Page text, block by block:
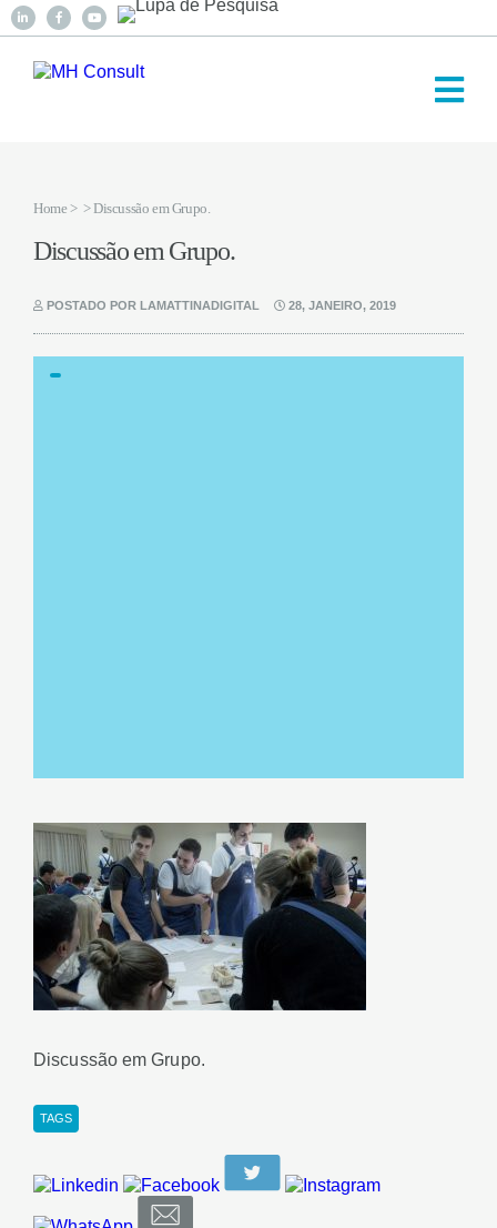
Home > > Discussão em Grupo.
Discussão em Grupo.
POSTADO POR LAMATTINADIGITAL 28, JANEIRO, 2019
Discussão em Grupo.
TAGS